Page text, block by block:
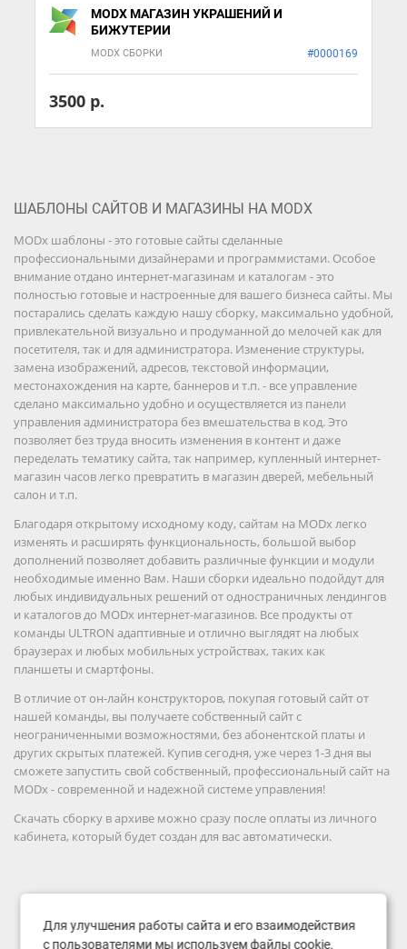
MODX МАГАЗИН УКРАШЕНИЙ И
БИЖУТЕРИИ
MODX СБОРКИ #0000169
3500 р.
ШАБЛОНЫ САЙТОВ И МАГАЗИНЫ НА MODX
MODx шаблоны - это готовые сайты сделанные
профессиональными дизайнерами и программистами. Особое
внимание отдано интернет-магазинам и каталогам - это
полностью готовые и настроенные для вашего бизнеса сайты. Мы
постарались сделать каждую нашу сборку, максимально удобной,
привлекательной визуально и продуманной до мелочей как для
посетителя, так и для администратора. Изменение структуры,
замена изображений, адресов, текстовой информации,
местонахождения на карте, баннеров и т.п. - все управление
сделано максимально удобно и осуществляется из панели
управления администратора без вмешательства в код. Это
позволяет без труда вносить изменения в контент и даже
переделать тематику сайта, так например, купленный интернет-
магазин часов легко превратить в магазин дверей, мебельный
салон и т.п.
Благодаря открытому исходному коду, сайтам на MODx легко
изменять и расширять функциональность, большой выбор
дополнений позволяет добавить различные функции и модули
необходимые именно Вам. Наши сборки идеально подойдут для
любых индивидуальных решений от одностраничных лендингов
и каталогов до MODx интернет-магазинов. Все продукты от
команды ULTRON адаптивные и отлично выглядят на любых
браузерах и любых мобильных устройствах, таких как
планшеты и смартфоны.
В отличие от он-лайн конструкторов, покупая готовый сайт от
нашей команды, вы получаете собственный сайт с
неограниченными возможностями, без абонентской платы и
других скрытых платежей. Купив сегодня, уже через 1-3 дня вы
сможете запустить свой собственный, профессиональный сайт на
MODx - современной и надежной системе управления!
Скачать сборку в архиве можно сразу после оплаты из личного
кабинета, который будет создан для вас автоматически.
Для улучшения работы сайта и его взаимодействия
с пользователями мы используем файлы cookie.